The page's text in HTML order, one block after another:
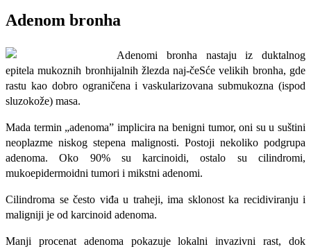
Adenom bronha
Adenomi bronha nastaju iz duktalnog
epitela mukoznih bronhijalnih žlezda naj-čeSće velikih bronha, gde
rastu kao dobro ograničena i vaskularizovana submukozna (ispod
sluzokože) masa.
Mada termin „adenoma” implicira na benigni tumor, oni su u suštini
neoplazme niskog stepena malignosti. Postoji nekoliko podgrupa
adenoma. Oko 90% su karcinoidi, ostalo su cilindromi,
mukoepidermoidni tumori i mikstni adenomi.
Cilindroma se često viđa u traheji, ima sklonost ka recidiviranju i
maligniji je od karcinoid adenoma.
Manji procenat adenoma pokazuje lokalni invazivni rast, dok